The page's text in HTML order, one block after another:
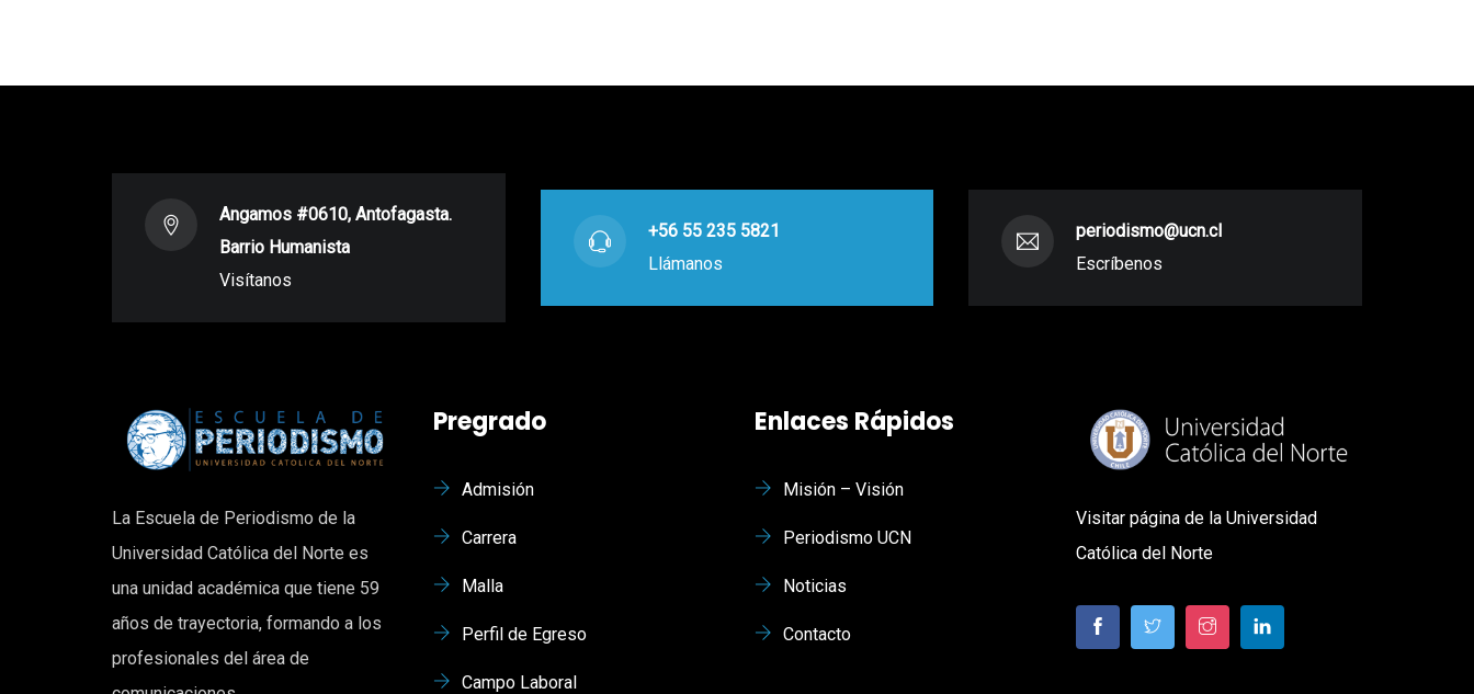
Angamos #0610, Antofagasta.
Barrio Humanista
Visítanos
+56 55 235 5821
Llámanos
periodismo@ucn.cl
Escríbenos
La Escuela de Periodismo de la
Universidad Católica del Norte es
una unidad académica que tiene 59
años de trayectoria, formando a los
profesionales del área de
Pregrado
Admisión
Carrera
Malla
Perfil de Egreso
Campo Laboral
Enlaces Rápidos
Misión – Visión
Periodismo UCN
Noticias
Contacto
Visitar página de la Universidad
Católica del Norte